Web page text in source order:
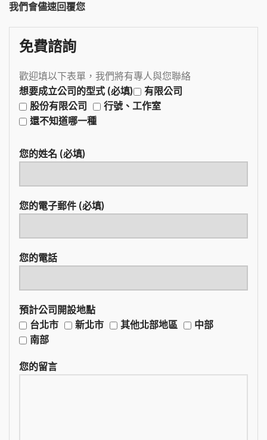
我們會儘速回覆您
免費諮詢
歡迎填以下表單，我們將有專人與您聯絡
想要成立公司的型式 (必填)
有限公司
股份有限公司
行號、工作室
還不知道哪一種
您的姓名 (必填)
您的電子郵件 (必填)
您的電話
預計公司開設地點
台北市
新北市 其他北部地區
中部
南部
您的留言